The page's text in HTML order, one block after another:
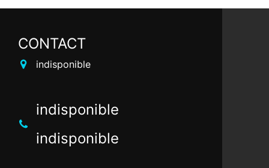
CONTACT
indisponible
indisponible
indisponible